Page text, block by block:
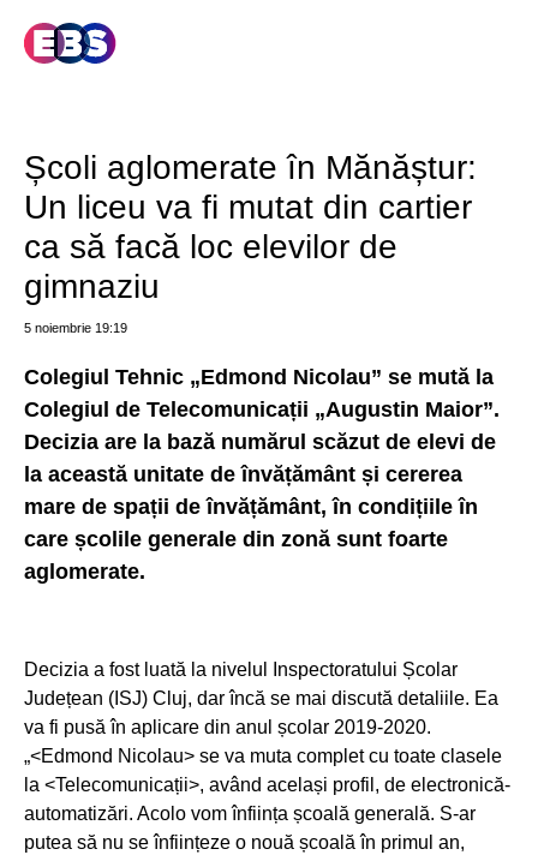
Școli aglomerate în Mănăștur:
Un liceu va fi mutat din cartier
ca să facă loc elevilor de
gimnaziu
5 noiembrie 19:19
Colegiul Tehnic „Edmond Nicolau” se mută la
Colegiul de Telecomunicații „Augustin Maior”.
Decizia are la bază numărul scăzut de elevi de
la această unitate de învățământ și cererea
mare de spații de învățământ, în condițiile în
care școlile generale din zonă sunt foarte
aglomerate.
Decizia a fost luată la nivelul Inspectoratului Școlar
Județean (ISJ) Cluj, dar încă se mai discută detaliile. Ea
va fi pusă în aplicare din anul școlar 2019-2020.
„<Edmond Nicolau> se va muta complet cu toate clasele
la <Telecomunicații>, având același profil, de electronică-
automatizări. Acolo vom înființa școală generală. S-ar
putea să nu se înființeze o nouă școală în primul an,